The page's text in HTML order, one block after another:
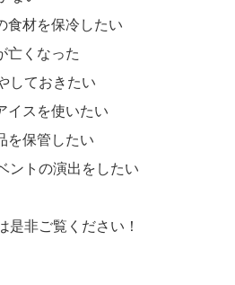
食材を保冷したい
亡くなった
しておきたい
イスを使いたい
を保管したい
ントの演出をしたい
是非ご覧ください！